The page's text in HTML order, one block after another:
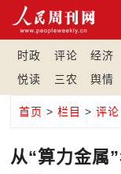
时政 评论 经济
悦读
三农 舆情
首页 >栏目 >评论
从“算力金属